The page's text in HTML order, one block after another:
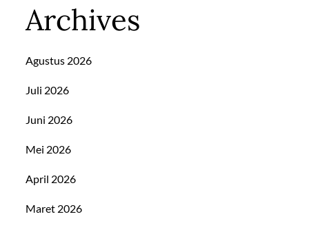
Archives
Agustus 2026
Juli 2026
Juni 2026
Mei 2026
April 2026
Maret 2026